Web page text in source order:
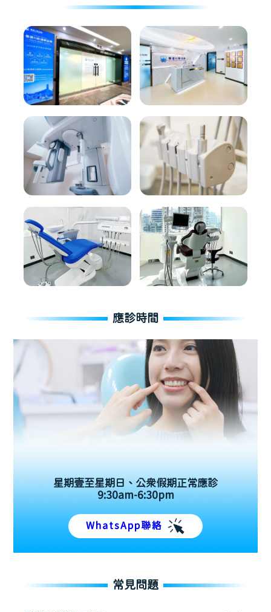
應診時間
星期壹至星期日、公眾假期正常應診
9:30am-6:30pm
WhatsApp聯絡
常見問題